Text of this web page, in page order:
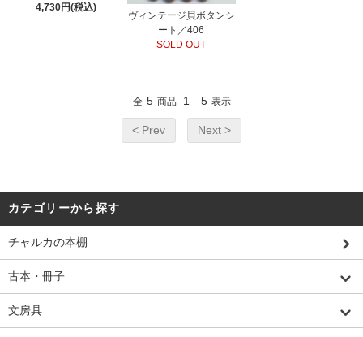
4,730円(税込)
ヴィンテージ貝ボタンシ
ート／406
SOLD OUT
全 5 商品 1 - 5 表示
< Prev Next >
カテゴリーから探す
チャルカの本棚
古本・冊子
文房具